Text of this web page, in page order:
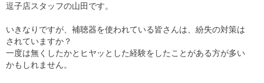
逗子店スタッフの山田です。
いきなりですが、補聴器を使われている皆さんは、紛失の対策は
されていますか？
一度は無くしたかとヒヤッとした経験をしたことがある方が多い
かもしれません。